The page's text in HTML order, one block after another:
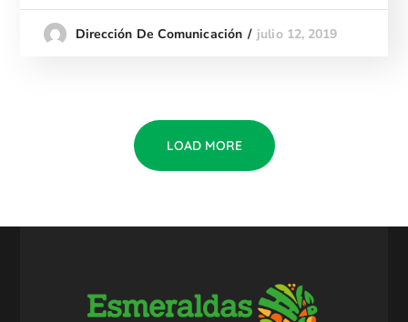
Dirección De Comunicación julio 12, 2019
LOAD MORE